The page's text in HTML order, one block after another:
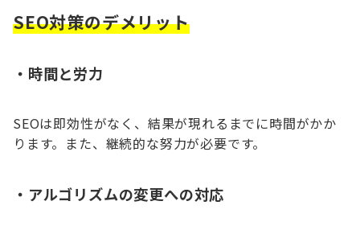
SEO対策のデメリット
・ 時間と労力
SEOは即効性がなく、結果が現れるまでに時間がかか
ります。また、継続的な努力が必要です。
・ アルゴリズムの変更への対応